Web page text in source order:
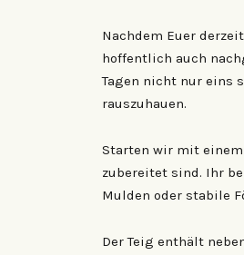
Nachdem Euer
hoffentlich auch
Tagen nicht nur eins
rauszuhauen.
Starten wir mit einem
zubereitet sind. Ihr
Mulden oder stabile
Der Teig enthält